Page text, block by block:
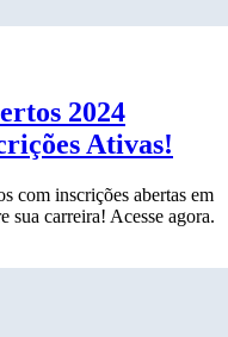
2024
Ativas!
com inscrições abertas em
sua carreira! Acesse agora.